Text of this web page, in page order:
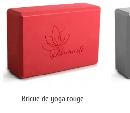
Brique de yoga rouge